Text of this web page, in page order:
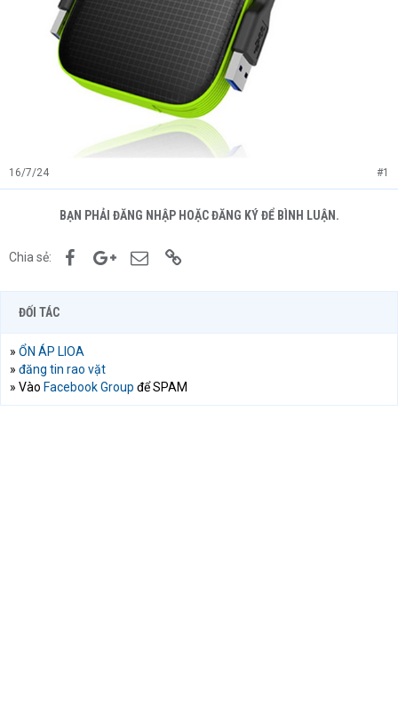
16/7/24 #1
BẠN PHẢI ĐĂNG NHẬP HOẶC ĐĂNG KÝ ĐỂ BÌNH LUẬN.
Chia sẻ: FacebookGoogle+Email
ĐỐI TÁC
» ỔN ÁP LIOA
» đăng tin rao vặt
» Vào Facebook Group để SPAM